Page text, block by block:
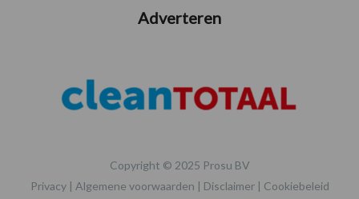
Adverteren
Copyright © 2025 Prosu BV
Privacy| Algemene voorwaarden | Disclaimer| Cookiebeleid